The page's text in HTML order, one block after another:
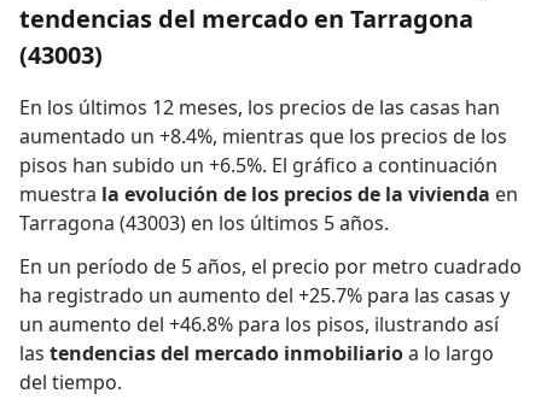
tendencias del mercado en Tarragona
(43003)
En los últimos 12 meses, los precios de las casas han
aumentado un +8.4%, mientras que los precios de los
pisos han subido un +6.5%. El gráfico a continuación
muestra la evolución de los precios de la vivienda en
Tarragona (43003) en los últimos 5 años.
En un período de 5 años, el precio por metro cuadrado
ha registrado un aumento del +25.7% para las casas y
un aumento del +46.8% para los pisos, ilustrando así
las tendencias del mercado inmobiliarioa lo largo
del tiempo.